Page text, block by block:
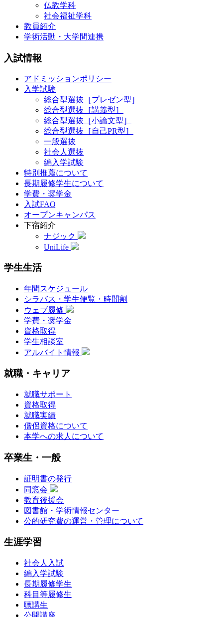
仏教学科
社会福祉学科
教員紹介
学術活動・大学間連携
入試情報
アドミッションポリシー
入学試験
総合型選抜［プレゼン型］
総合型選抜［講義型］
総合型選抜［小論文型］
総合型選抜［自己PR型］
一般選抜
社会人選抜
編入学試験
特別推薦について
長期履修学生について
学費・奨学金
入試FAQ
オープンキャンパス
下宿紹介
ナジック
UniLife
学生生活
年間スケジュール
シラバス・学生便覧・時間割
ウェブ履修
学費・奨学金
資格取得
学生相談室
アルバイト情報
就職・キャリア
就職サポート
資格取得
就職実績
僧侶資格について
本学への求人について
卒業生・一般
証明書の発行
同窓会
教育後援会
図書館・学術情報センター
公的研究費の運営・管理について
生涯学習
社会人入試
編入学試験
長期履修学生
科目等履修生
聴講生
公開講座